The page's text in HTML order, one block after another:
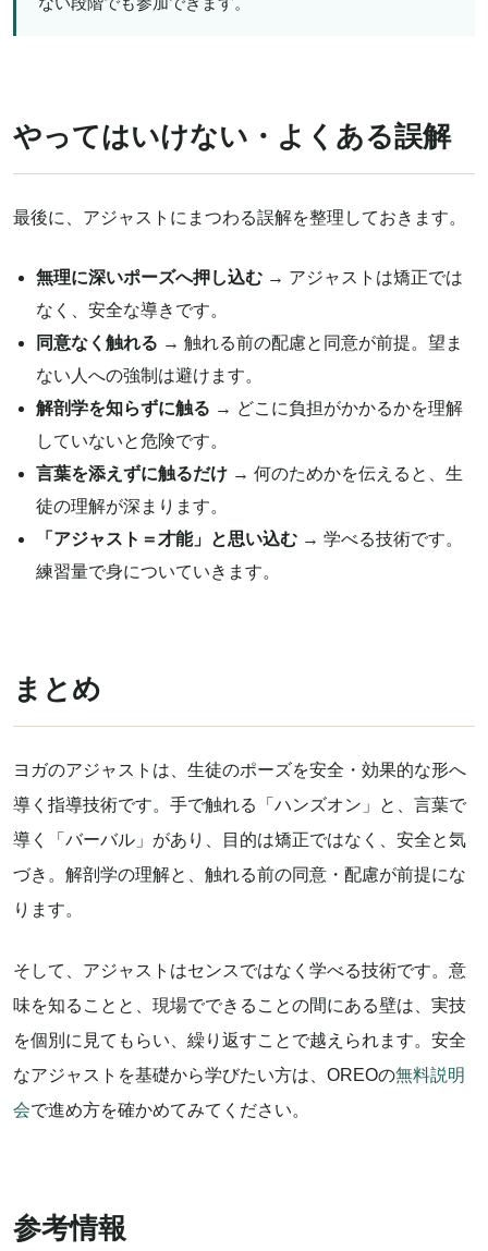
やってはいけない・よくある誤解
最後に、アジャストにまつわる誤解を整理しておきます。
無理に深いポーズへ押し込む → アジャストは矯正では
なく、安全な導きです。
同意なく触れる → 触れる前の配慮と同意が前提。望ま
ない人への強制は避けます。
解剖学を知らずに触る → どこに負担がかかるかを理解
していないと危険です。
言葉を添えずに触るだけ → 何のためかを伝えると、生
徒の理解が深まります。
「アジャスト＝才能」と思い込む → 学べる技術です。
練習量で身についていきます。
まとめ
ヨガのアジャストは、生徒のポーズを安全・効果的な形へ
導く指導技術です。手で触れる「ハンズオン」と、言葉で
導く「バーバル」があり、目的は矯正ではなく、安全と気
づき。解剖学の理解と、触れる前の同意・配慮が前提にな
ります。
そして、アジャストはセンスではなく学べる技術です。意
味を知ることと、現場でできることの間にある壁は、実技
を個別に見てもらい、繰り返すことで越えられます。安全
なアジャストを基礎から学びたい方は、OREOの無料説明
会で進め方を確かめてみてください。
参考情報